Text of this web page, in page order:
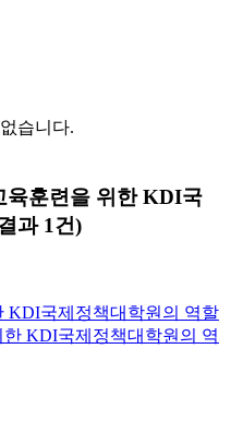
습니다.
육훈련을 위한 KDI국
과 1건)
KDI국제정책대학원의 역할
한 KDI국제정책대학원의 역